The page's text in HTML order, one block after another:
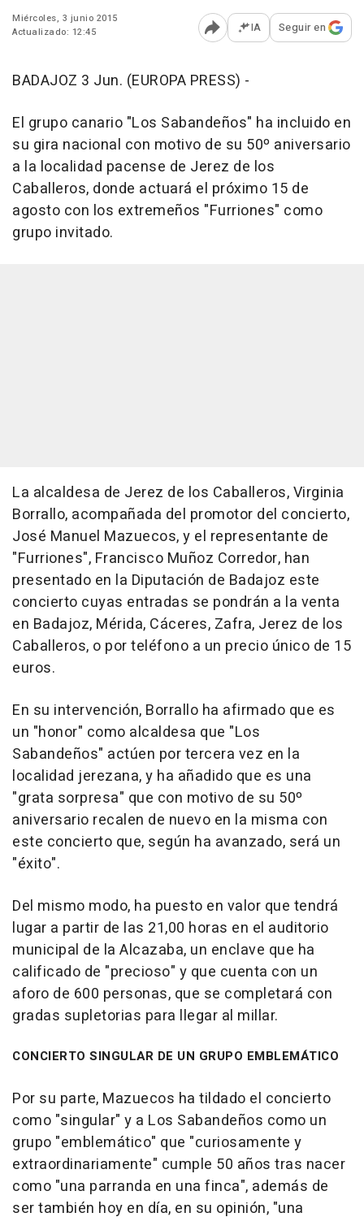
Miércoles, 3 junio 2015
Actualizado: 12:45
Abrir opciones para
IA Seguir en
BADAJOZ 3 Jun. (EUROPA PRESS) -
El grupo canario "Los Sabandeños" ha incluido en
su gira nacional con motivo de su 50º aniversario
a la localidad pacense de Jerez de los
Caballeros, donde actuará el próximo 15 de
agosto con los extremeños "Furriones" como
grupo invitado.
La alcaldesa de Jerez de los Caballeros, Virginia
Borrallo, acompañada del promotor del concierto,
José Manuel Mazuecos, y el representante de
"Furriones", Francisco Muñoz Corredor, han
presentado en la Diputación de Badajoz este
concierto cuyas entradas se pondrán a la venta
en Badajoz, Mérida, Cáceres, Zafra, Jerez de los
Caballeros, o por teléfono a un precio único de 15
euros.
En su intervención, Borrallo ha afirmado que es
un "honor" como alcaldesa que "Los
Sabandeños" actúen por tercera vez en la
localidad jerezana, y ha añadido que es una
"grata sorpresa" que con motivo de su 50º
aniversario recalen de nuevo en la misma con
este concierto que, según ha avanzado, será un
"éxito".
Del mismo modo, ha puesto en valor que tendrá
lugar a partir de las 21,00 horas en el auditorio
municipal de la Alcazaba, un enclave que ha
calificado de "precioso" y que cuenta con un
aforo de 600 personas, que se completará con
gradas supletorias para llegar al millar.
CONCIERTO SINGULAR DE UN GRUPO EMBLEMÁTICO
Por su parte, Mazuecos ha tildado el concierto
como "singular" y a Los Sabandeños como un
grupo "emblemático" que "curiosamente y
extraordinariamente" cumple 50 años tras nacer
como "una parranda en una finca", además de
ser también hoy en día, en su opinión, "una